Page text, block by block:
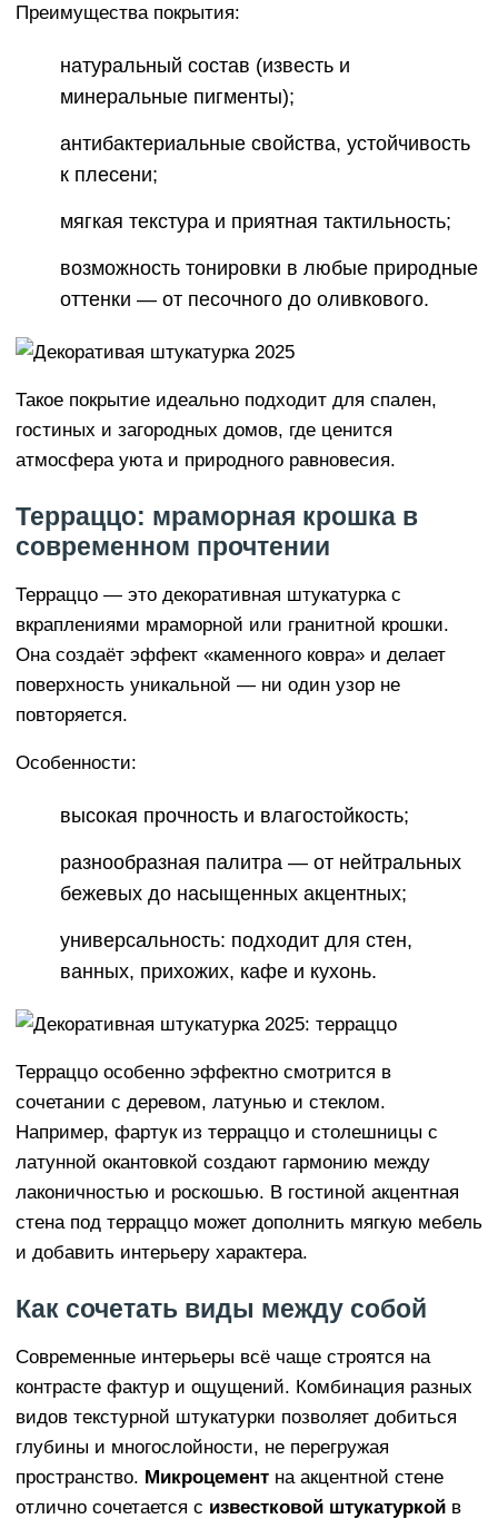
Преимущества покрытия:
натуральный состав (известь и
минеральные пигменты);
антибактериальные свойства, устойчивость
к плесени;
мягкая текстура и приятная тактильность;
возможность тонировки в любые природные
оттенки — от песочного до оливкового.
Такое покрытие идеально подходит для спален,
гостиных и загородных домов, где ценится
атмосфера уюта и природного равновесия.
Терраццо: мраморная крошка в
современном прочтении
Терраццо — это декоративная штукатурка с
вкраплениями мраморной или гранитной крошки.
Она создаёт эффект «каменного ковра» и делает
поверхность уникальной — ни один узор не
повторяется.
Особенности:
высокая прочность и влагостойкость;
разнообразная палитра — от нейтральных
бежевых до насыщенных акцентных;
универсальность: подходит для стен,
ванных, прихожих, кафе и кухонь.
Терраццо особенно эффектно смотрится в
сочетании с деревом, латунью и стеклом.
Например, фартук из терраццо и столешницы с
латунной окантовкой создают гармонию между
лаконичностью и роскошью. В гостиной акцентная
стена под терраццо может дополнить мягкую мебель
и добавить интерьеру характера.
Как сочетать виды между собой
Современные интерьеры всё чаще строятся на
контрасте фактур и ощущений. Комбинация разных
видов текстурной штукатурки позволяет добиться
глубины и многослойности, не перегружая
пространство. Микроцемент на акцентной стене
отлично сочетается с известковой штукатуркой в